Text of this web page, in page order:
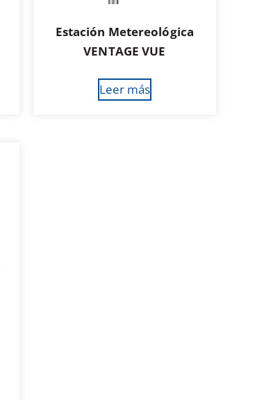
Estación Metereológica
VENTAGE VUE
Leer más